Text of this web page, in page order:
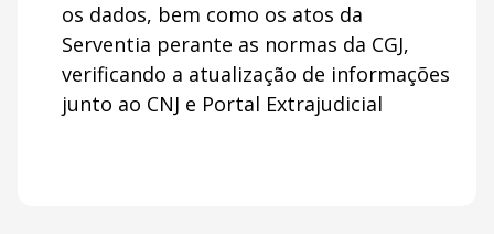
os dados, bem como os atos da
Serventia perante as normas da CGJ,
verificando a atualização de informações
junto ao CNJ e Portal Extrajudicial